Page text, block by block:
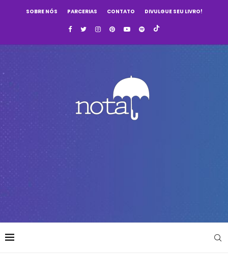
SOBRE NÓS PARCERIAS CONTATO DIVULGUE SEU LIVRO!